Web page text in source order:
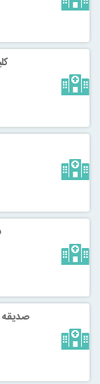
صدیقه